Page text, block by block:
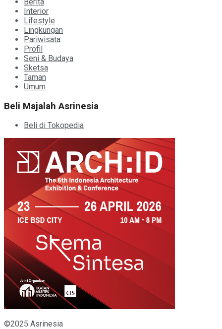
Interior
Lifestyle
Lingkungan
Pariwisata
Profil
Seni & Budaya
Sketsa
Taman
Umum
Beli Majalah Asrinesia
Beli di Tokopedia
©2025 Asrinesia